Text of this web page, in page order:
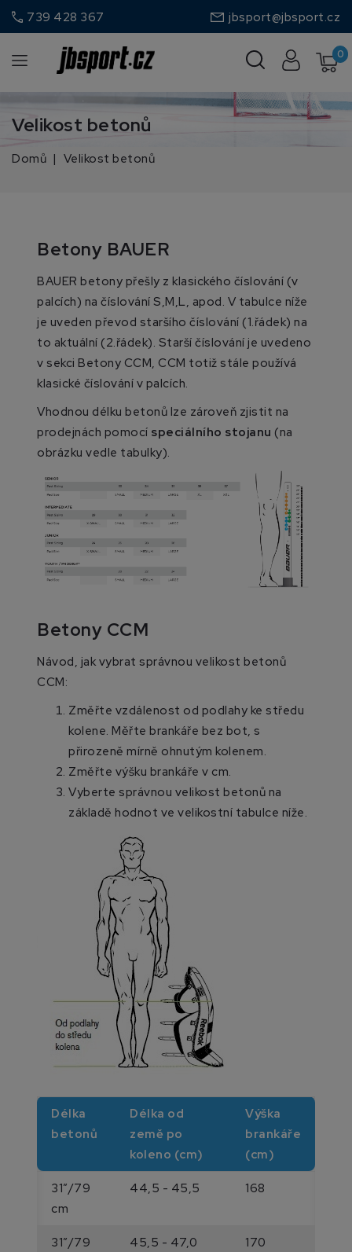
call 739 428 367 jbsport@jbsport.cz
0
Velikost betonů
Domů Velikost betonů
Betony BAUER
BAUER betony přešly z klasického číslování (v
palcích) na číslování S,M,L, apod. V tabulce níže
je uveden převod staršího číslování (1.řádek) na
to aktuální (2.řádek). Starší číslování je uvedeno
v sekci Betony CCM, CCM totiž stále používá
klasické číslování v palcích.
Vhodnou délku betonů lze zároveň zjistit na
prodejnách pomocí speciálního stojanu (na
obrázku vedle tabulky).
Betony CCM
Návod, jak vybrat správnou velikost betonů
CCM:
Změřte vzdálenost od podlahy ke středu
kolene. Měřte brankáře bez bot, s
přirozeně mírně ohnutým kolenem.
Změřte výšku brankáře v cm.
Vyberte správnou velikost betonů na
základě hodnot ve velikostní tabulce níže.
Délka
betonů
Délka od
země po
koleno (cm)
Výška
brankáře
(cm)
31”/79
cm
44,5 - 45,5 168
31”/79
45,5 - 47,0 170